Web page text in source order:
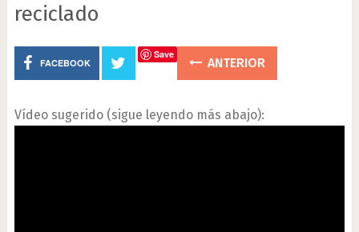
reciclado
FACEBOOK
Save
ANTERIOR
Vídeo sugerido (sigue leyendo más abajo):